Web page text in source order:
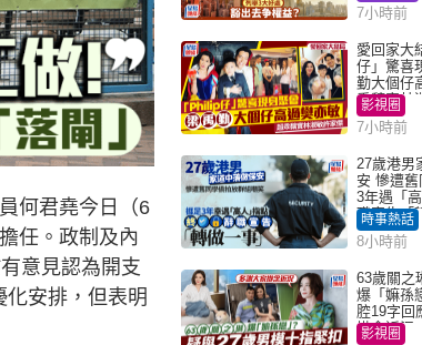
何君堯今日（6
任。政制及內
意見認為開支
安排，但表明
7小時前
愛回家大
仔」驚喜
勤大個仔
乖黐實林
影視圈
7小時前
27歲港男
安 慘遭
3年遇「
職宣告「
Juicy叮
時事熱話
8小時前
63歲關之
爆「嫲孫
腔19字回
掛念近況
影視圈